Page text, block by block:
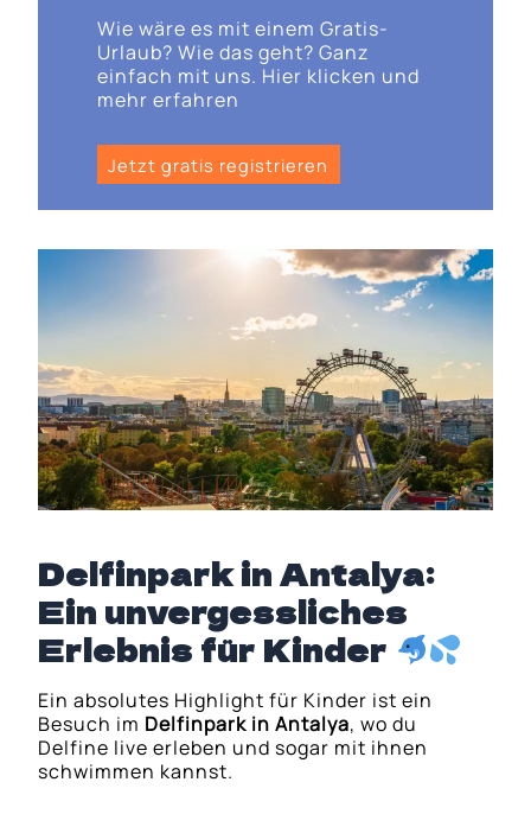
Wie wäre es mit einem Gratis-
Urlaub? Wie das geht? Ganz
einfach mit uns. Hier klicken und
mehr erfahren
Jetzt gratis registrieren
Delfinpark in Antalya:
Ein unvergessliches
Erlebnis für Kinder
Ein absolutes Highlight für Kinder ist ein
Besuch im Delfinpark in Antalya, wo du
Delfine live erleben und sogar mit ihnen
schwimmen kannst.